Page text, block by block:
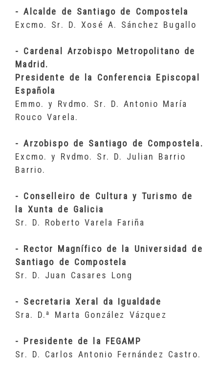
- Alcalde de Santiago de Compostela
Excmo. Sr. D. Xosé A. Sánchez Bugallo
- Cardenal Arzobispo Metropolitano de
Madrid.
Presidente de la Conferencia Episcopal
Española
Emmo. y Rvdmo. Sr. D. Antonio María
Rouco Varela.
- Arzobispo de Santiago de Compostela.
Excmo. y Rvdmo. Sr. D. Julian Barrio
Barrio.
- Conselleiro de Cultura y Turismo de
la Xunta de Galicia
Sr. D. Roberto Varela Fariña
- Rector Magnífico de la Universidad de
Santiago de Compostela
Sr. D. Juan Casares Long
- Secretaria Xeral da Igualdade
Sra. D.ª Marta González Vázquez
- Presidente de la FEGAMP
Sr. D. Carlos Antonio Fernández Castro.